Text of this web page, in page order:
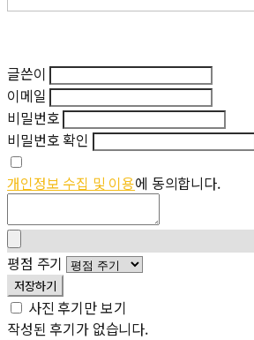
글쓴이
이메일
비밀번호
비밀번호 확인
개인정보 수집 및 이용에 동의합니다.
평점 주기
저장하기
사진 후기만 보기
작성된 후기가 없습니다.